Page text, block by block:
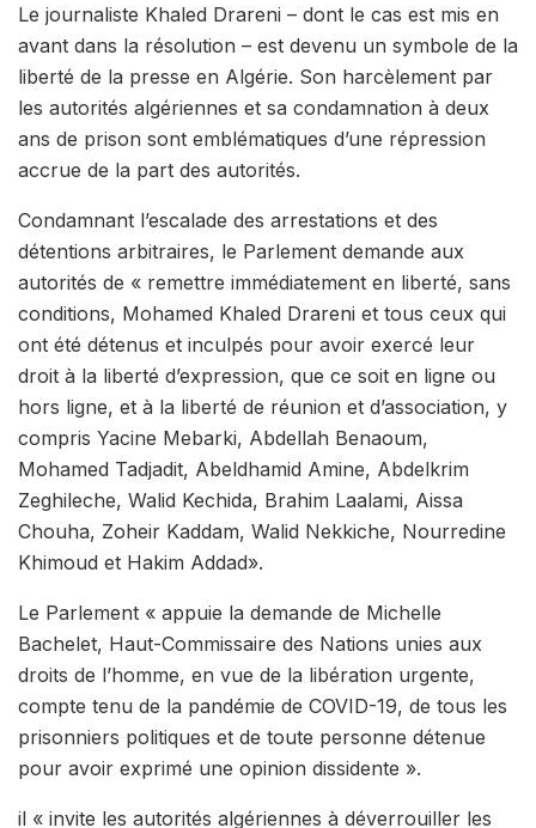
Le journaliste Khaled Drareni – dont le cas est mis en
avant dans la résolution – est devenu un symbole de la
liberté de la presse en Algérie. Son harcèlement par
les autorités algériennes et sa condamnation à deux
ans de prison sont emblématiques d’une répression
accrue de la part des autorités.
Condamnant l’escalade des arrestations et des
détentions arbitraires, le Parlement demande aux
autorités de « remettre immédiatement en liberté, sans
conditions, Mohamed Khaled Drareni et tous ceux qui
ont été détenus et inculpés pour avoir exercé leur
droit à la liberté d’expression, que ce soit en ligne ou
hors ligne, et à la liberté de réunion et d’association, y
compris Yacine Mebarki, Abdellah Benaoum,
Mohamed Tadjadit, Abeldhamid Amine, Abdelkrim
Zeghileche, Walid Kechida, Brahim Laalami, Aissa
Chouha, Zoheir Kaddam, Walid Nekkiche, Nourredine
Khimoud et Hakim Addad».
Le Parlement « appuie la demande de Michelle
Bachelet, Haut-Commissaire des Nations unies aux
droits de l’homme, en vue de la libération urgente,
compte tenu de la pandémie de COVID-19, de tous les
prisonniers politiques et de toute personne détenue
pour avoir exprimé une opinion dissidente ».
il « invite les autorités algériennes à déverrouiller les